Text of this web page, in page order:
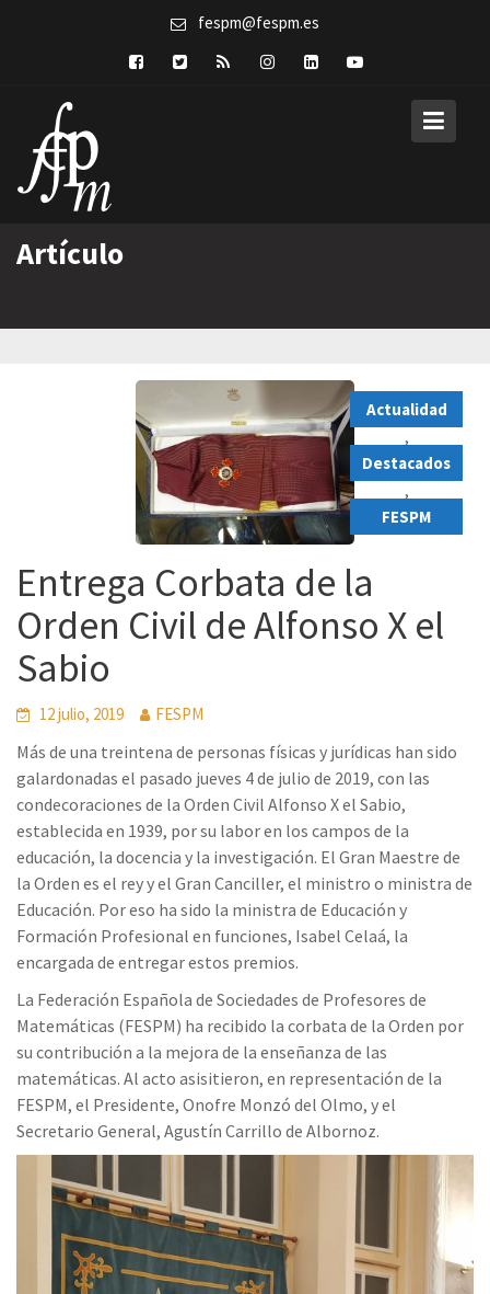
fespm@fespm.es
Artículo
Actualidad
,
Destacados
,
FESPM
Entrega Corbata de la
Orden Civil de Alfonso X el
Sabio
12 julio, 2019 FESPM
Más de una treintena de personas físicas y jurídicas han sido
galardonadas el pasado jueves 4 de julio de 2019, con las
condecoraciones de la Orden Civil Alfonso X el Sabio,
establecida en 1939, por su labor en los campos de la
educación, la docencia y la investigación. El Gran Maestre de
la Orden es el rey y el Gran Canciller, el ministro o ministra de
Educación. Por eso ha sido la ministra de Educación y
Formación Profesional en funciones, Isabel Celaá, la
encargada de entregar estos premios.
La Federación Española de Sociedades de Profesores de
Matemáticas (FESPM) ha recibido la corbata de la Orden por
su contribución a la mejora de la enseñanza de las
matemáticas. Al acto asisitieron, en representación de la
FESPM, el Presidente, Onofre Monzó del Olmo, y el
Secretario General, Agustín Carrillo de Albornoz.